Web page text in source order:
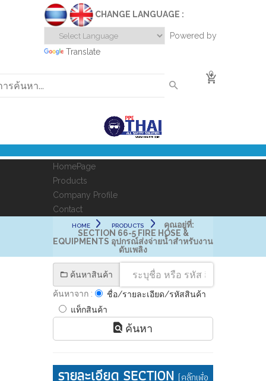
CHANGE LANGUAGE :
Powered by
Translate
0
HomePage
Products
Company Profile
Contact
HOME PRODUCTS
คุณอยู่ที่:
SECTION 66-5 FIRE HOSE &
EQUIPMENTS อุปกรณ์ส่งจ่ายน้ำสำหรับงาน
ดับเพลิง
ค้นหาสินค้า
ค้นหาจาก :
ชื่อ/รายละเอียด/รหัสสินค้า
แท็กสินค้า
ค้นหา
รายละเอียด SECTION (คลิ๊กเพื่อ